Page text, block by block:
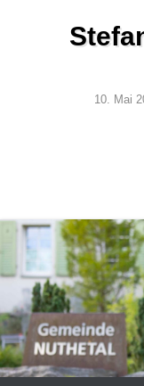
10. Mai